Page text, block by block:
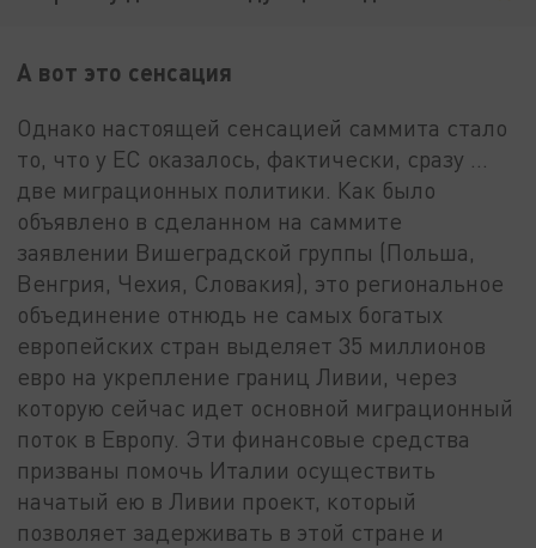
А вот это сенсация
Однако настоящей сенсацией саммита стало
то, что у ЕС оказалось, фактически, сразу …
две миграционных политики. Как было
объявлено в сделанном на саммите
заявлении Вишеградской группы (Польша,
Венгрия, Чехия, Словакия), это региональное
объединение отнюдь не самых богатых
европейских стран выделяет 35 миллионов
евро на укрепление границ Ливии, через
которую сейчас идет основной миграционный
поток в Европу. Эти финансовые средства
призваны помочь Италии осуществить
начатый ею в Ливии проект, который
позволяет задерживать в этой стране и